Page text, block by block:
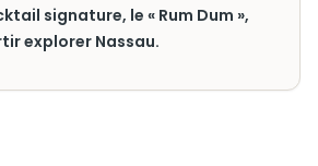
signature, le « Rum Dum »,
explorer Nassau.